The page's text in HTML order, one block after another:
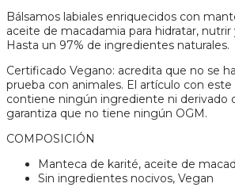
Bálsamos labiales enriquecidos con
aceite de macadamia para hidratar,
Hasta un 97% de ingredientes naturales.
Certificado Vegano: acredita que no se
prueba con animales. El artículo con
contiene ningún ingrediente ni derivado
garantiza que no tiene ningún OGM.
COMPOSICIÓN
Manteca de karité, aceite de
Sin ingredientes nocivos, Vegan